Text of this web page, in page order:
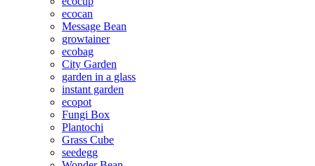
ecocan
Message Bean
growtainer
ecobag
City Garden
garden in a glass
instant garden
ecopot
Fungi Box
Plantochi
Grass Cube
seedegg